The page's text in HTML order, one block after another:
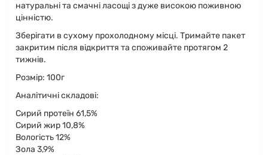
натуральні та смачні ласощі з дуже високою поживною
цінністю.
Зберігати в сухому прохолодному місці. Тримайте пакет
закритим після відкриття та споживайте протягом 2
тижнів.
Розмір: 100г
Аналітичні складові:
Сирий протеїн 61,5%
Сирий жир 10,8%
Вологість 12%
Зола 3,9%